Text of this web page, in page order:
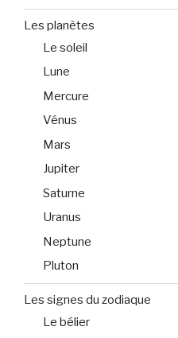
Les planètes
Le soleil
Lune
Mercure
Vénus
Mars
Jupiter
Saturne
Uranus
Neptune
Pluton
Les signes du zodiaque
Le bélier